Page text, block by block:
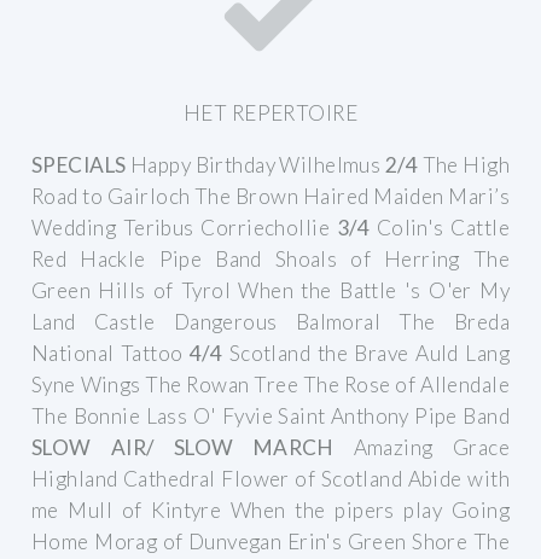
HET REPERTOIRE
SPECIALS Happy BirthdayWilhelmus 2/4The High
Road to GairlochThe Brown Haired Maiden Mari’s
Wedding Teribus Corriechollie 3/4 Colin's Cattle
Red Hackle Pipe Band Shoals of Herring The
Green Hills of TyrolWhen the Battle 's O'er My
Land Castle Dangerous BalmoralThe Breda
National Tattoo 4/4 Scotland the BraveAuld Lang
Syne WingsThe Rowan Tree The Rose of Allendale
The Bonnie Lass O' FyvieSaint Anthony Pipe Band
SLOW AIR/ SLOW MARCH
Amazing Grace
Highland Cathedral Flower of Scotland Abide with
me Mull of Kintyre When the pipers play Going
Home Morag of Dunvegan Erin's Green Shore The